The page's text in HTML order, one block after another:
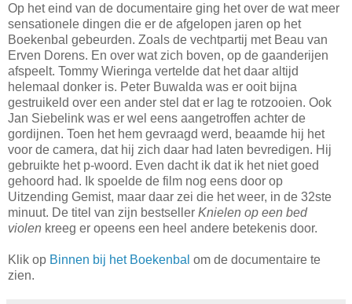
Op het eind van de documentaire ging het over de wat meer
sensationele dingen die er de afgelopen jaren op het
Boekenbal gebeurden. Zoals de vechtpartij met Beau van
Erven Dorens. En over wat zich boven, op de gaanderijen
afspeelt. Tommy Wieringa vertelde dat het daar altijd
helemaal donker is. Peter Buwalda was er ooit bijna
gestruikeld over een ander stel dat er lag te rotzooien. Ook
Jan Siebelink was er wel eens aangetroffen achter de
gordijnen. Toen het hem gevraagd werd, beaamde hij het
voor de camera, dat hij zich daar had laten bevredigen. Hij
gebruikte het p-woord. Even dacht ik dat ik het niet goed
gehoord had. Ik spoelde de film nog eens door op
Uitzending Gemist, maar daar zei die het weer, in de 32ste
minuut. De titel van zijn bestseller Knielen op een bed
violen kreeg er opeens een heel andere betekenis door.
Klik op Binnen bij het Boekenbal om de documentaire te
zien.